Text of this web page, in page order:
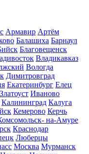
Армавир Артём
Балашиха Барнаул
Благовещенск
Владикавказ
Вологда
Димитровград
Екатеринбург Елец
Златоуст Иваново
Калининград Калуга
Кемерово Керчь
на-Амуре
Краснодар
Люберцы
Москва Мурманск